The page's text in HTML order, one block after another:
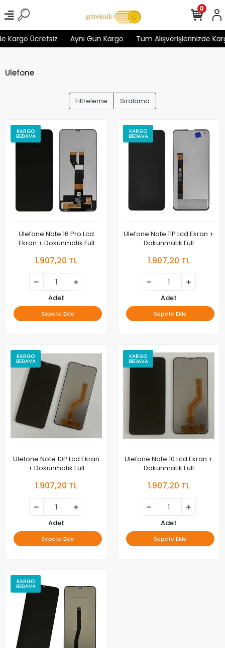
Kargo Ücretsiz Aynı Gün Kargo Tüm Alışverişlerinizde
0
Ulefone
Filtreleme Sıralama
KARGO
BEDAVA
Ulefone Note 16 Pro Lcd
Ekran + Dokunmatik Full
1.907,20 TL
Adet
Sepete Ekle
KARGO
BEDAVA
Ulefone Note 11P Lcd Ekran +
Dokunmatik Full
1.907,20 TL
Adet
Sepete Ekle
KARGO
BEDAVA
Ulefone Note 10P Lcd Ekran
+ Dokunmatik Full
1.907,20 TL
Adet
Sepete Ekle
KARGO
BEDAVA
Ulefone Note 10 Lcd Ekran +
Dokunmatik Full
1.907,20 TL
Adet
Sepete Ekle
KARGO
BEDAVA